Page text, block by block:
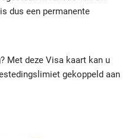
dus een permanente
Met deze Visa kaart kan u
gekoppeld aan